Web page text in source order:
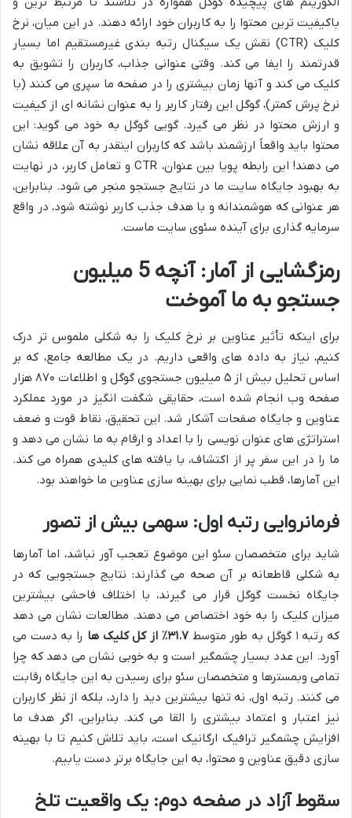
باکیفیت ترین محتوا را به کاربران خود ارائه دهند. در این میان، نرخ
کلیک (CTR) نقش یک سیگنال رتبه بندی غیرمستقیم اما بسیار
قدرتمند را ایفا می کند. وقتی عنوانی جذاب، کاربران را تشویق به
کلیک می کند و آنها زمان بیشتری را در صفحه ما سپری می کنند (با
نرخ پرش کمتر)، گوگل این رفتار کاربر را به عنوان نشانه ای از کیفیت
و ارزش محتوا در نظر می گیرد. گویی گوگل به خود می گوید: این
محتوا باید واقعاً ارزشمند باشد که کاربران اینقدر به آن علاقه نشان
می دهند! این رابطه پویا بین عنوان، CTR و تعامل کاربر، در نهایت
به بهبود جایگاه سایت ما در نتایج جستجو منجر می شود. بنابراین،
هر عنوانی که هوشمندانه و با هدف جذب کاربر نوشته شود، در واقع
سرمایه گذاری برای آینده سئوی سایت ماست.
رمزگشایی از آمار: آنچه 5 میلیون
جستجو به ما آموخت
برای اینکه تأثیر عناوین بر نرخ کلیک را به شکلی ملموس تر درک
کنیم، نیاز به داده های واقعی داریم. در یک مطالعه جامع، که بر
اساس تحلیل بیش از ۵ میلیون جستجوی گوگل و اطلاعات ۸۷۰ هزار
صفحه وب انجام شده است، حقایقی شگفت انگیز در مورد عملکرد
عناوین و جایگاه صفحات آشکار شد. این تحقیق، نقاط قوت و ضعف
استراتژی های عنوان نویسی را با اعداد و ارقام به ما نشان می دهد و
ما را در این سفر پر از اکتشاف، با یافته های کلیدی همراه می کند.
این آمارها، قطب نمایی برای بهینه سازی عناوین ما خواهند بود.
فرمانروایی رتبه اول: سهمی بیش از تصور
شاید برای متخصصان سئو این موضوع تعجب آور نباشد، اما آمارها
به شکلی قاطعانه بر آن صحه می گذارند: نتایج جستجویی که در
جایگاه نخست گوگل قرار می گیرند، با اختلاف فاحشی بیشترین
میزان کلیک را به خود اختصاص می دهند. مطالعات نشان می دهد
که رتبه ۱ گوگل به طور متوسط
۳۱.۷٪ از کل کلیک ها
را به دست می
آورد. این عدد بسیار چشمگیر است و به خوبی نشان می دهد که چرا
تمامی وبمسترها و متخصصان سئو برای رسیدن به این جایگاه رقابت
می کنند. رتبه اول، نه تنها بیشترین دید را دارد، بلکه از نظر کاربران
نیز اعتبار و اعتماد بیشتری را القا می کند. بنابراین، اگر هدف ما
افزایش چشمگیر ترافیک ارگانیک است، باید تلاش کنیم تا با بهینه
سازی دقیق عناوین و محتوا، به این جایگاه برتر دست یابیم.
سقوط آزاد در صفحه دوم: یک واقعیت تلخ